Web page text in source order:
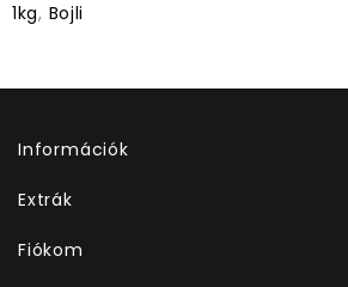
1kg, Bojli
Információk
Extrák
Fiókom